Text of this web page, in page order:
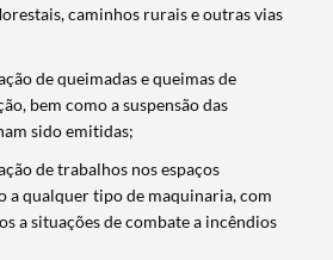
caminhos rurais e outras vias
de queimadas e queimas de
bem como a suspensão das
sido emitidas;
de trabalhos nos espaços
a qualquer tipo de maquinaria, com
a situações de combate a incêndios